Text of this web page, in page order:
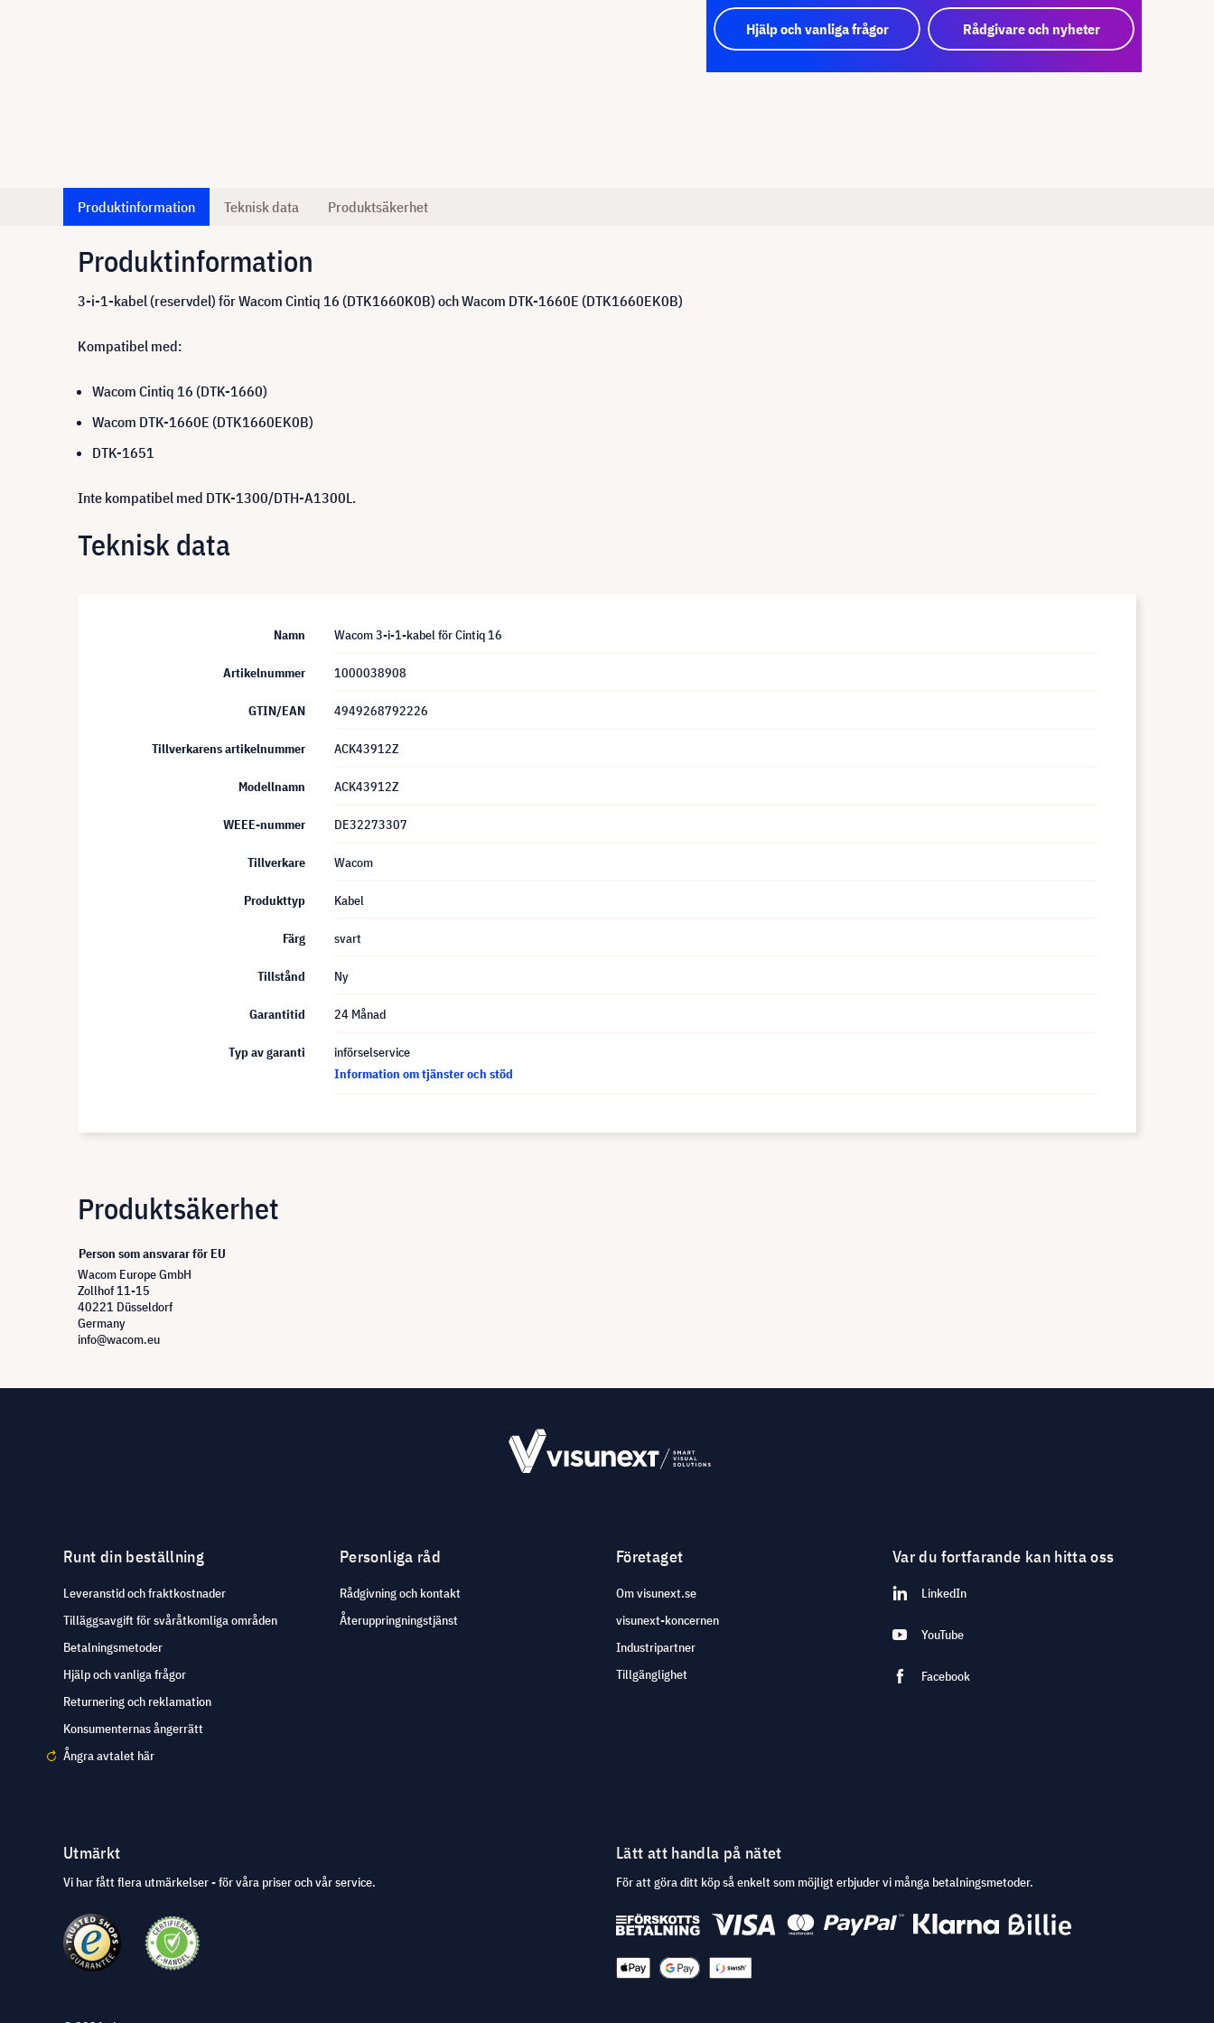
Hjälp och vanliga frågor Rådgivare och nyheter
Produktinformation Teknisk data Produktsäkerhet
Produktinformation
3-i-1-kabel (reservdel) för Wacom Cintiq 16 (DTK1660K0B) och Wacom DTK-1660E (DTK1660EK0B)
Kompatibel med:
Wacom Cintiq 16 (DTK-1660)
Wacom DTK-1660E (DTK1660EK0B)
DTK-1651
Inte kompatibel med DTK-1300/DTH-A1300L.
Teknisk data
Namn Wacom 3-i-1-kabel för Cintiq 16
Artikelnummer 1000038908
GTIN/EAN 4949268792226
Tillverkarens artikelnummer ACK43912Z
Modellnamn ACK43912Z
WEEE-nummer DE32273307
Tillverkare Wacom
Produkttyp Kabel
Färg svart
Tillstånd Ny
Garantitid 24 Månad
Typ av garanti
införselservice
Information om tjänster och stöd
Produktsäkerhet
Person som ansvarar för EU
Wacom Europe GmbH
Zollhof 11-15
40221 Düsseldorf
Germany
info@wacom.eu
Runt din beställning
Leveranstid och fraktkostnader
Tilläggsavgift för svåråtkomliga områden
Betalningsmetoder
Hjälp och vanliga frågor
Returnering och reklamation
Konsumenternas ångerrätt
Ångra avtalet här
Personliga råd
Rådgivning och kontakt
Återuppringningstjänst
Företaget
Om visunext.se
visunext-koncernen
Industripartner
Tillgänglighet
Var du fortfarande kan hitta oss
LinkedIn
YouTube
Facebook
Utmärkt
Vi har fått flera utmärkelser - för våra priser och vår service.
Lätt att handla på nätet
För att göra ditt köp så enkelt som möjligt erbjuder vi många betalningsmetoder.